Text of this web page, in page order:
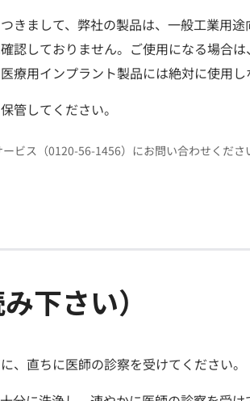
きまして、弊社の製品は、一般工業用
認しておりません。ご使用になる場合
療用インプラント製品には絶対に使用
管してください。
ビス（0120-56-1456）にお問い合わせくださ
下さい）
、直ちに医師の診察を受けてください。